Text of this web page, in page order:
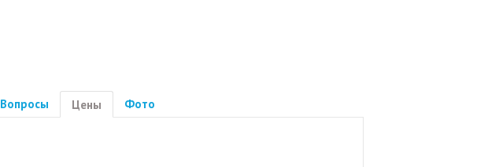
Вопросы Цены Фото